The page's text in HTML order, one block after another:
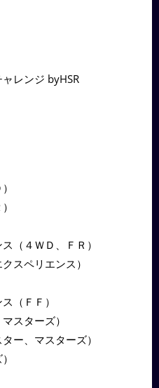
レンジ byHSR
（４ＷＤ、ＦＲ）
スペリエンス）
（ＦＦ）
スターズ）
ー、マスターズ）